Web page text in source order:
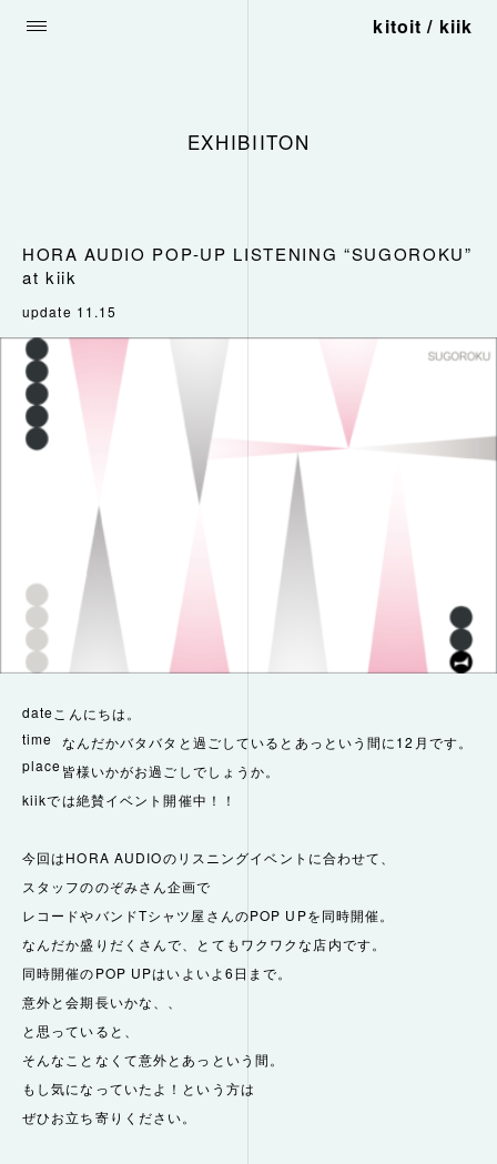
kitoit / kiik
EXHIBIITON
HORA AUDIO POP-UP LISTENING “SUGOROKU”
at kiik
update 11.15
date
time
place
こんにちは。
なんだかバタバタと過ごしているとあっという間に12月です。
皆様いかがお過ごしでしょうか。
kiikでは絶賛イベント開催中！！
今回はHORA AUDIOのリスニングイベントに合わせて、
スタッフののぞみさん企画で
レコードやバンドTシャツ屋さんのPOP UPを同時開催。
なんだか盛りだくさんで、とてもワクワクな店内です。
同時開催のPOP UPはいよいよ6日まで。
意外と会期長いかな、、
と思っていると、
そんなことなくて意外とあっという間。
もし気になっていたよ！という方は
ぜひお立ち寄りください。